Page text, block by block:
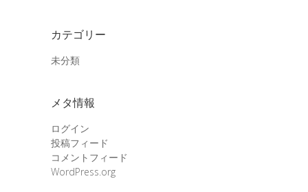
カテゴリー
未分類
メタ情報
ログイン
投稿フィード
コメントフィード
WordPress.org